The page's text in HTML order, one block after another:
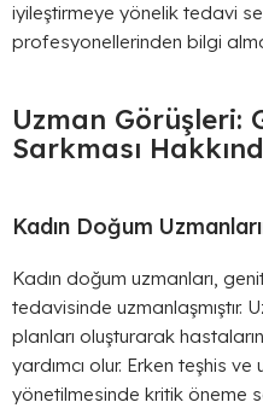
iyileştirmeye yönelik tedavi
profesyonellerinden bilgi
Uzman Görüşleri:
Sarkması
Kadın Doğum
Kadın doğum uzmanları,
tedavisinde uzmanlaşmıştır.
planları oluşturarak
yardımcı olur. Erken teşhis
yönetilmesinde kritik öneme